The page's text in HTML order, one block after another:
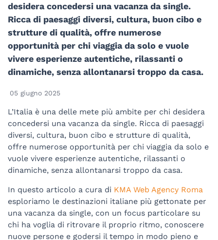
desidera concedersi una vacanza da single.
Ricca di paesaggi diversi, cultura, buon cibo e
strutture di qualità, offre numerose
opportunità per chi viaggia da solo e vuole
vivere esperienze autentiche, rilassanti o
dinamiche, senza allontanarsi troppo da casa.
05 giugno 2025
L’Italia è una delle mete più ambite per chi desidera
concedersi una vacanza da single. Ricca di paesaggi
diversi, cultura, buon cibo e strutture di qualità,
offre numerose opportunità per chi viaggia da solo e
vuole vivere esperienze autentiche, rilassanti o
dinamiche, senza allontanarsi troppo da casa.
In questo articolo a cura di KMA Web Agency Roma
esploriamo le destinazioni italiane più gettonate per
una vacanza da single, con un focus particolare su
chi ha voglia di ritrovare il proprio ritmo, conoscere
nuove persone e godersi il tempo in modo pieno e